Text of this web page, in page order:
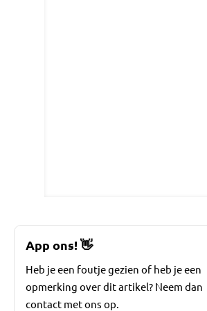
App ons!👋
Heb je een foutje gezien of heb je een
opmerking over dit artikel? Neem dan
contact met ons op.